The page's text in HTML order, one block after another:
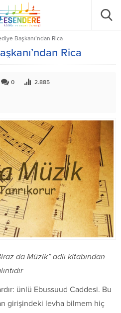
Başkanı’ndan Rica
Rica
0 2.885
da Müzik” adlı kitabından
ünlü Ebussuud Caddesi. Bu
girişindeki levha bilmem hiç